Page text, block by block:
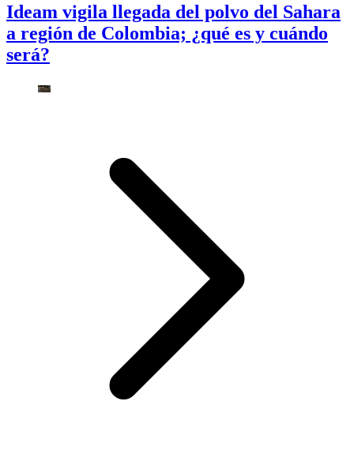
Ideam vigila llegada del polvo del Sahara
a región de Colombia; ¿qué es y cuándo
será?